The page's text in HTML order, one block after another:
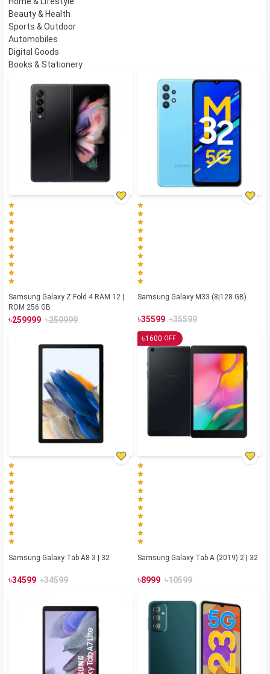
Beauty & Health
Sports & Outdoor
Automobiles
Digital Goods
Books & Stationery
Samsung Galaxy Z Fold 4 RAM 12 |
ROM 256 GB
৳259999 ৳259999
Samsung Galaxy M33 (8|128 GB)
৳35599 ৳35599
Samsung Galaxy Tab A8 3 | 32
৳34599 ৳34599
৳1600 OFF
Samsung Galaxy Tab A (2019) 2 | 32
৳8999 ৳10599